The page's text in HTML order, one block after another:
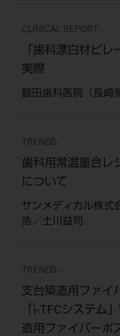
CLINICAL REPORT
「歯科漂白材ピレ
実際
鶴田歯科医院（長崎
TRENDS
歯科用常温重合レ
について
サンメディカル株
浩／土川益司
TRENDS
支台築造用ファイ
「i-TFCシステム
造用ファイバーポ